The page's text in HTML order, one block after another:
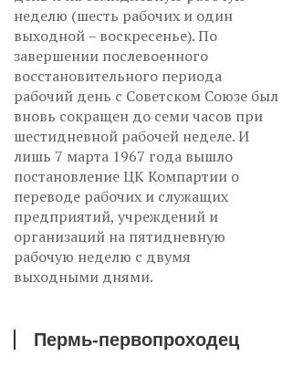
неделю (шесть рабочих и один
выходной – воскресенье). По
завершении послевоенного
восстановительного периода
рабочий день с Советском Союзе был
вновь сокращен до семи часов при
шестидневной рабочей неделе. И
лишь 7 марта 1967 года вышло
постановление ЦК Компартии о
переводе рабочих и служащих
предприятий, учреждений и
организаций на пятидневную
рабочую неделю с двумя
выходными днями.
Пермь-первопроходец